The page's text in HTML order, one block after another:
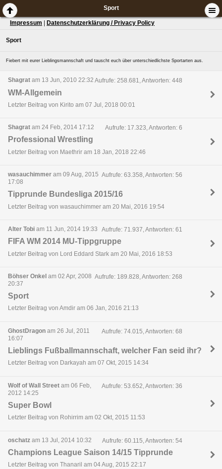
Sport
Impressum Datenschutzerklärung / Privacy Policy
Sport
Fiebert mit eurer Lieblingsmannschaft und tauscht euch über unterschiedlichste Sportarten aus.
Shagrat am 13 Jun, 2010 22:32 Aufrufe: 258.681, Antworten: 448
WM-Allgemein
Letzter Beitrag von Kirito am 07 Jul, 2018 00:01
Shagrat am 24 Feb, 2014 17:12 Aufrufe: 17.323, Antworten: 6
Professional Wrestling
Letzter Beitrag von Maethrir am 18 Jan, 2018 22:46
wasauchimmer am 09 Aug, 2015
17:08
Aufrufe: 63.358, Antworten: 56
Tipprunde Bundesliga 2015/16
Letzter Beitrag von wasauchimmer am 20 Mai, 2016 19:54
Alter Tobi am 11 Jun, 2014 19:33 Aufrufe: 71.937, Antworten: 61
FIFA WM 2014 MU-Tippgruppe
Letzter Beitrag von Lord Eddard Stark am 20 Mai, 2016 18:53
Böhser Onkel am 02 Apr, 2008
20:37
Aufrufe: 189.828, Antworten: 268
Sport
Letzter Beitrag von Amdir am 06 Jan, 2016 21:13
GhostDragon am 26 Jul, 2011
16:07
Aufrufe: 74.015, Antworten: 68
Lieblings Fußballmannschaft, welcher Fan seid ihr?
Letzter Beitrag von Darkayah am 07 Okt, 2015 14:34
Wolf of Wall Street am 06 Feb,
2012 14:25
Aufrufe: 53.652, Antworten: 36
Super Bowl
Letzter Beitrag von Rohirrim am 02 Okt, 2015 11:53
oschatz am 13 Jul, 2014 10:32 Aufrufe: 60.115, Antworten: 54
Champions League Saison 14/15 Tipprunde
Letzter Beitrag von Thanaril am 04 Aug, 2015 22:17